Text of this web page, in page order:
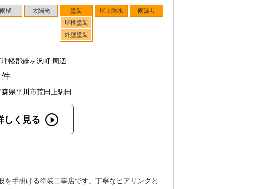
雨樋 太陽光
塗装
屋根塗装
外壁塗装
屋上防水 雨漏り
軽郡鰺ヶ沢町 周辺
件
県平川市荒田上駒田
しく見る
手掛ける塗装工事店です。丁寧なヒアリングと